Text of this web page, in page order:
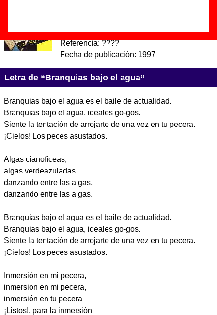
Discográfica(s):Pussycats Records-
Referencia: ????
Fecha de publicación: 1997
Letra de “Branquias bajo el agua”
Branquias bajo el agua es el baile de actualidad.
Branquias bajo el agua, ideales go-gos.
Siente la tentación de arrojarte de una vez en tu pecera.
¡Cielos! Los peces asustados.
Algas cianofíceas,
algas verdeazuladas,
danzando entre las algas,
danzando entre las algas.
Branquias bajo el agua es el baile de actualidad.
Branquias bajo el agua, ideales go-gos.
Siente la tentación de arrojarte de una vez en tu pecera.
¡Cielos! Los peces asustados.
Inmersión en mi pecera,
inmersión en mi pecera,
inmersión en tu pecera
¡Listos!, para la inmersión.